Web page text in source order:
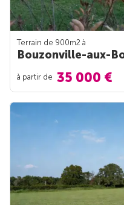
Terrain de 900m2 à
Bouzonville-aux-
à partir de 35 000 €